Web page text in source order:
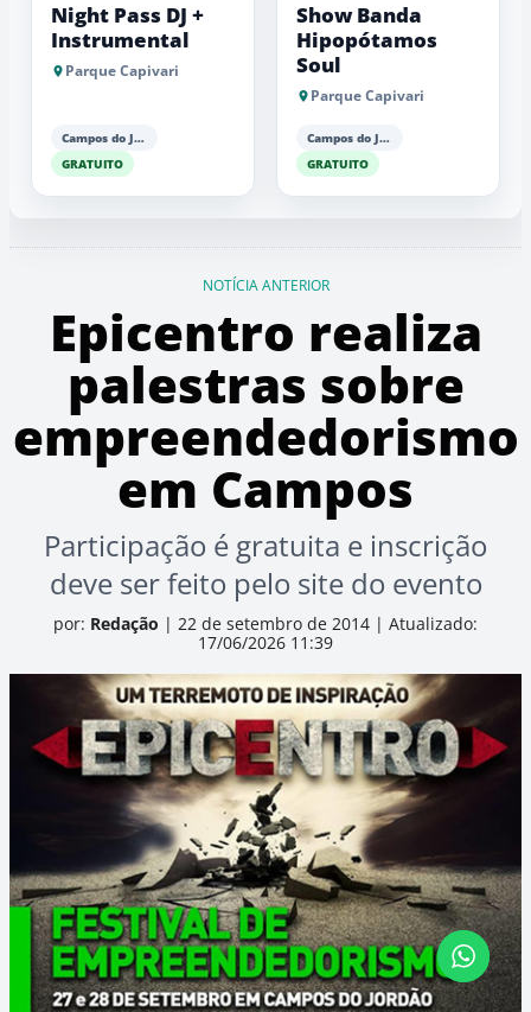
Night Pass DJ +
Instrumental
Parque Capivari
Campos do Jordão
GRATUITO
Show Banda
Hipopótamos
Soul
Parque Capivari
Campos do Jordão
GRATUITO
NOTÍCIA ANTERIOR
Epicentro realiza
palestras sobre
empreendedorismo
em Campos
Participação é gratuita e inscrição
deve ser feito pelo site do evento
por: Redação | 22 de setembro de 2014 | Atualizado:
17/06/2026 11:39